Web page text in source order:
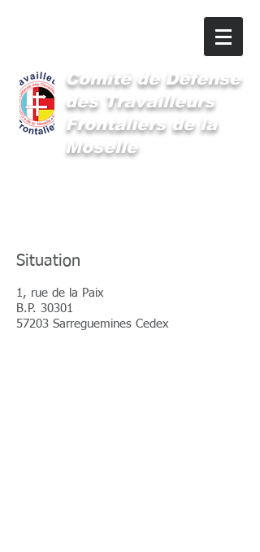
Comitéde Défense
des Travailleurs
Frontaliers de la
Moselle
Situation
1, rue de la Paix
B.P. 30301
57203 Sarreguemines Cedex